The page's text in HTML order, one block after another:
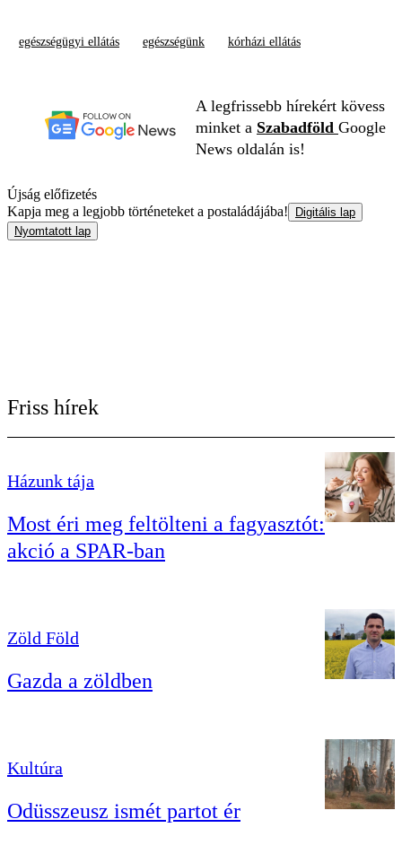
egészségügyi ellátás egészségünk kórházi ellátás
A legfrissebb hírekért kövess
minket a Szabadföld Google
News oldalán is!
Újság előfizetés
Kapja meg a legjobb történeteket a postaládájába!
Digitális lap
Nyomtatott lap
Friss hírek
Házunk tája
Most éri meg feltölteni a fagyasztót:
akció a SPAR-ban
Zöld Föld
Gazda a zöldben
Kultúra
Odüsszeusz ismét partot ér